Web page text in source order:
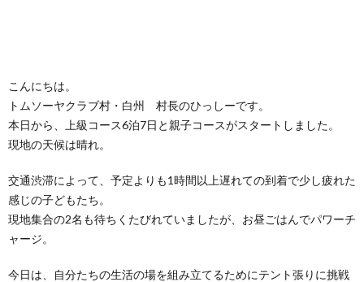
こんにちは。
トムソーヤクラブ村・白州 村長のひっしーです。
本日から、上級コース6泊7日と親子コースがスタートしました。
現地の天候は晴れ。
交通渋滞によって、予定よりも1時間以上遅れての到着で少し疲れた
感じの子どもたち。
現地集合の2名も待ちくたびれていましたが、お昼ごはんでパワーチ
ャージ。
今日は、自分たちの生活の場を組み立てるためにテント張りに挑戦